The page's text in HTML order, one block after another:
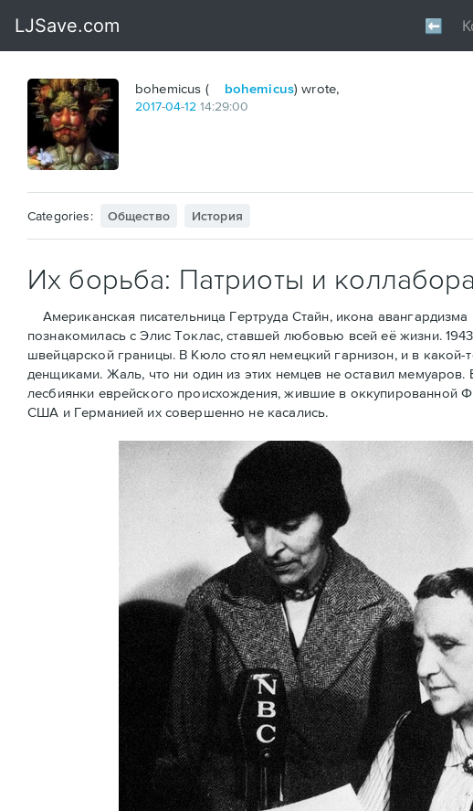
bohemicus ( bohemicus) wrote,
2017-04-12 14:29:00
Categories: Общество История
Их борьба: Патриоты и
Американская писательница Гертруда Стайн, икона
познакомилась с Элис Токлас, ставшей любовью всей её жизни.
швейцарской границы. В Кюло стоял немецкий гарнизон, и в какой-
денщиками. Жаль, что ни один из этих немцев не оставил
лесбиянки еврейского происхождения, жившие в оккупированной
США и Германией их совершенно не касались.